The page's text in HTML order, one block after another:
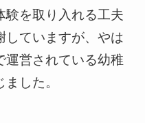
験を取り入れる工夫
していますが、やは
運営されている幼稚
した。